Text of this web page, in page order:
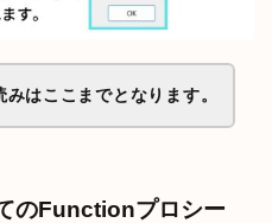
はここまでとなります。
のFunctionプロシー